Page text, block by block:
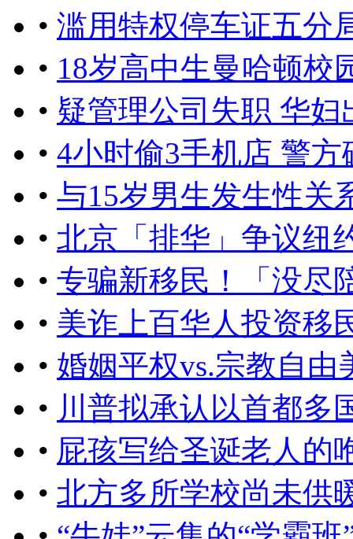
• 滥用特权停车证五分
• 18岁高中生曼哈顿校
• 疑管理公司失职 华妇
• 4小时偷3手机店 警
• 与15岁男生发生性关
• 北京「排华」争议纽
• 专骗新移民！「没尽
• 美诈上百华人投资移
• 婚姻平权vs.宗教自
• 川普拟承认以首都多
• 屁孩写给圣诞老人的
• 北方多所学校尚未供